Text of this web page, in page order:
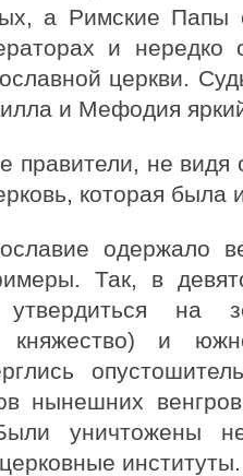
а Римские
и нередко
церкви.
и Мефодия
правители, не
которая была
одержало
Так, в
утвердиться на
княжество) и
нынешних
уничтожены
институты.